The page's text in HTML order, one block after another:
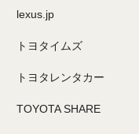
lexus.jp
トヨタイムズ
トヨタレンタカー
TOYOTA SHARE